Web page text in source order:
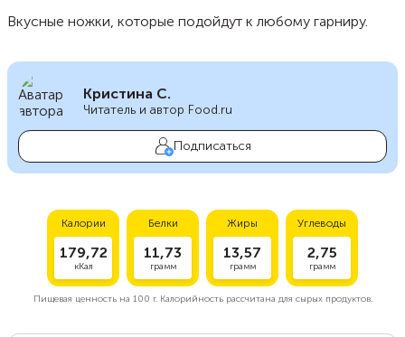
Вкусные ножки, которые подойдут к любому гарниру.
Кристина С.
Читатель и автор Food.ru
Подписаться
Калории
179,72
кКал
Белки
11,73
грамм
Жиры
13,57
грамм
Углеводы
2,75
грамм
Пищевая ценность на 100 г.Калорийность рассчитана для сырых продуктов.